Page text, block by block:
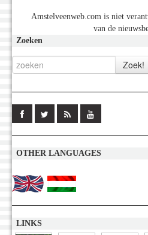
Amstelveenweb.com is niet
van de
Zoeken
OTHER LANGUAGES
LINKS